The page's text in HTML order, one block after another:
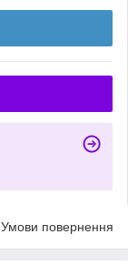
Умови повернення